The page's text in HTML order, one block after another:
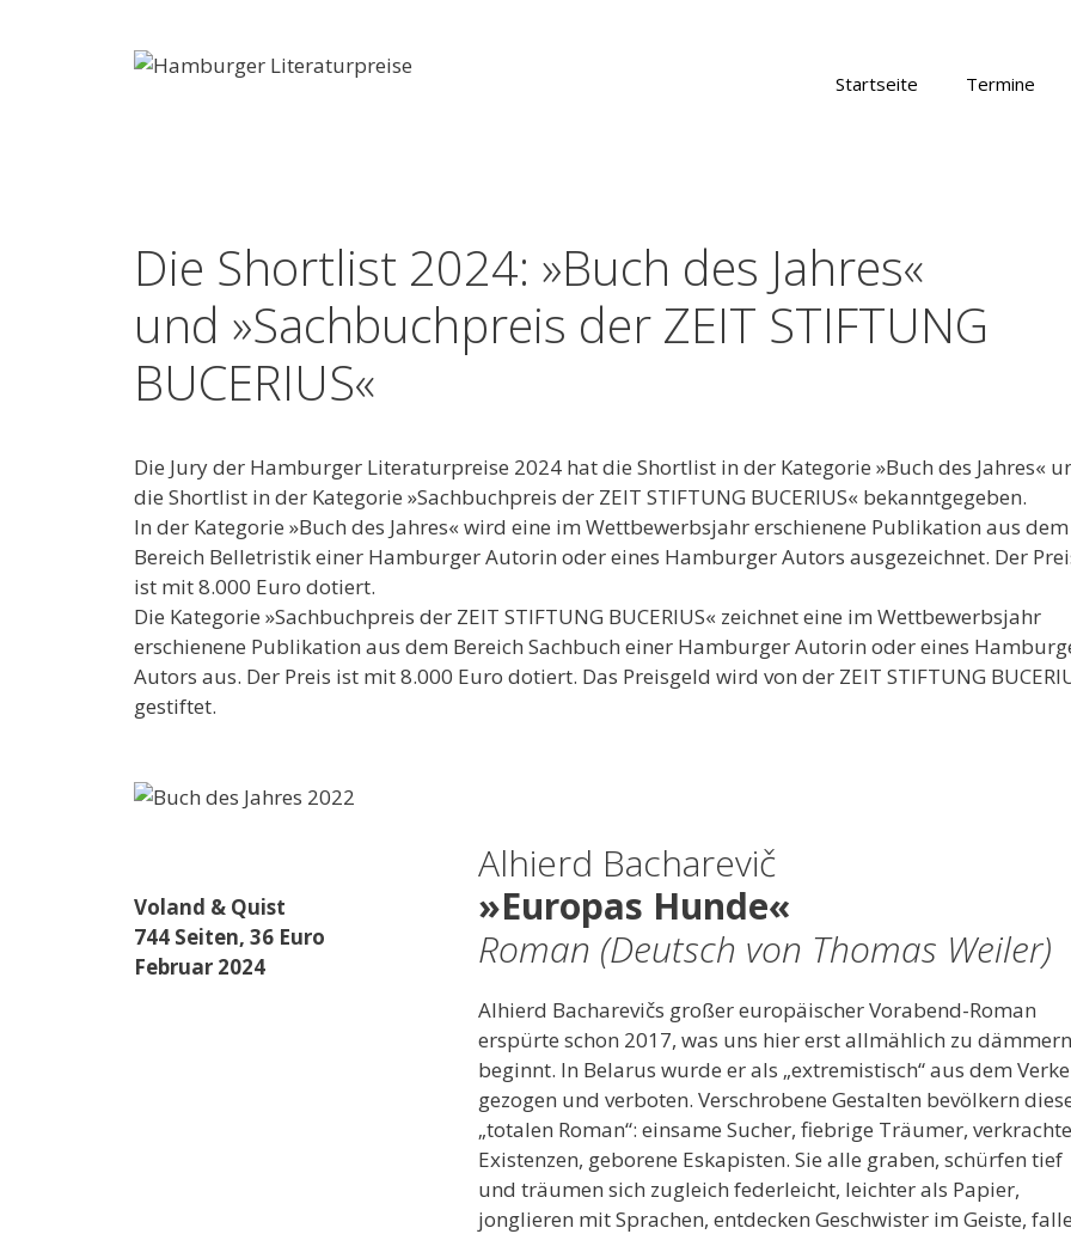
Startseite Termine
Die Shortlist 2024: »Buch des Jahres«
und »Sachbuchpreis der ZEIT STIFTUNG
BUCERIUS«
Die Jury der Hamburger Literaturpreise 2024 hat die Shortlist in der Kategorie »Buch des Jahres«
die Shortlist in der Kategorie »Sachbuchpreis der ZEIT STIFTUNG BUCERIUS« bekanntgegeben.
In der Kategorie »Buch des Jahres« wird eine im Wettbewerbsjahr erschienene Publikation aus dem
Bereich Belletristik einer Hamburger Autorin oder eines Hamburger Autors ausgezeichnet. Der
ist mit 8.000 Euro dotiert.
Die Kategorie »Sachbuchpreis der ZEIT STIFTUNG BUCERIUS« zeichnet eine im Wettbewerbsjahr
erschienene Publikation aus dem Bereich Sachbuch einer Hamburger Autorin oder eines
Autors aus. Der Preis ist mit 8.000 Euro dotiert. Das Preisgeld wird von der ZEIT STIFTUNG
gestiftet.
Voland & Quist
744 Seiten, 36 Euro
Februar 2024
Alhierd Bacharevič
»Europas Hunde«
Roman (Deutsch von Thomas Weiler)
Alhierd Bacharevičs großer europäischer Vorabend-Roman
erspürte schon 2017, was uns hier erst allmählich zu dämmern
beginnt. In Belarus wurde er als „extremistisch“ aus dem
gezogen und verboten. Verschrobene Gestalten bevölkern
„totalen Roman“: einsame Sucher, fiebrige Träumer, verkrachte
Existenzen, geborene Eskapisten. Sie alle graben, schürfen tief
und träumen sich zugleich federleicht, leichter als Papier,
jonglieren mit Sprachen, entdecken Geschwister im Geiste,